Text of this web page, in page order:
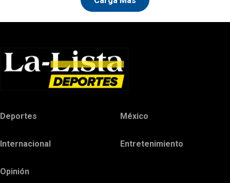
Deportes México
Internacional Entretenimiento
Opinión